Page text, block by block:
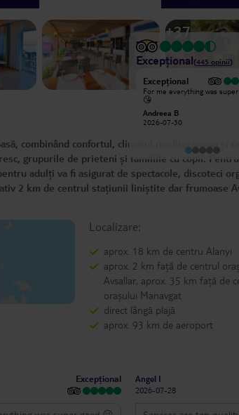
+37
Excepțional(445 opinii)
Excepțional
Never had so fun vacation. Very
Excepțional
For me everything was super
😘
Andreea B
2026-07-30
combinând confortul, climatul mediteranean și
grupurile de prieteni și familiile cu copii.
adulți va fi asigurat de spectacole, discoteci
2 km de centrul stațiunii liniștite dar frumoase
Localizare:
aprox. 18 km de centru Alanyi
aprox. 2 km față de centrul
Avsallar, aprox. 35 km față de
orașului Manavgat
direct lângă plajă
aprox. 93 km de aeroport
Excepțional
Angel I
2026-07-28